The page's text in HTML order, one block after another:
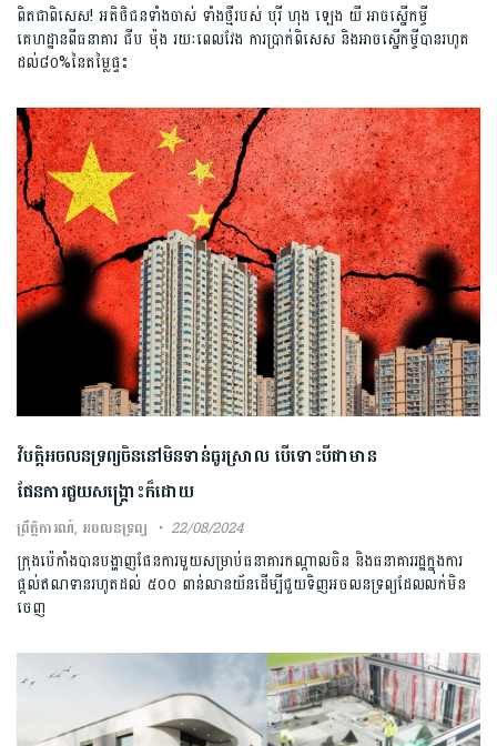
ពិតជាពិសេស! អតិថិជនទាំងចាស់ ទាំងថ្មីរបស់ បុរី ហុង ឡេង យី អាចស្នើកម្ចី
គេហដ្ឋានពីធនាគារ ជីប ម៉ុង រយៈពេលវែង ការប្រាក់ពិសេស និងអាចស្នើកម្ចីបានរហូត
ដល់៨០%នៃតម្លៃផ្ទះ
វិបត្តិអចលនទ្រព្យចិននៅមិនទាន់ធូរស្រាល បើទោះបីជាមាន
ផែនការជួយសង្គ្រោះក៏ដោយ
ព្រឹត្តិការណ៍, អចលនទ្រព្យ 22/08/2024
ក្រុងប៉េកាំងបានបង្ហាញផែនការមួយសម្រាប់ធនាគារកណ្តាលចិន និងធនាគាររដ្ឋក្នុងការ
ផ្តល់ឥណទានរហូតដល់ ៥០០ ពាន់លានយ័នដើម្បីជួយទិញអចលនទ្រព្យដែលលក់មិន
ចេញ